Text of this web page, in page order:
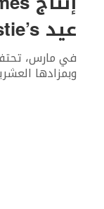
عيد Christie’s العاشر
وبمزادها